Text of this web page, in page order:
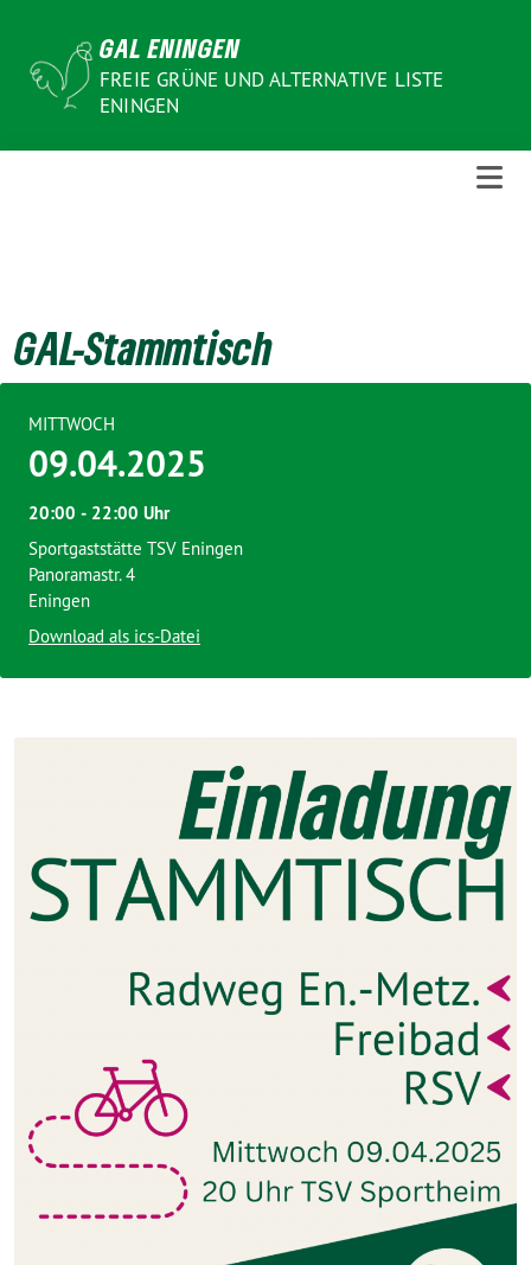
Inhalt
GAL ENINGEN
FREIE GRÜNE UND ALTERNATIVE LISTE
ENINGEN
GAL-Stammtisch
MITTWOCH
09.04.2025
20:00 ‐ 22:00 Uhr
Sportgaststätte TSV Eningen
Panoramastr. 4
Eningen
Download als ics-Datei